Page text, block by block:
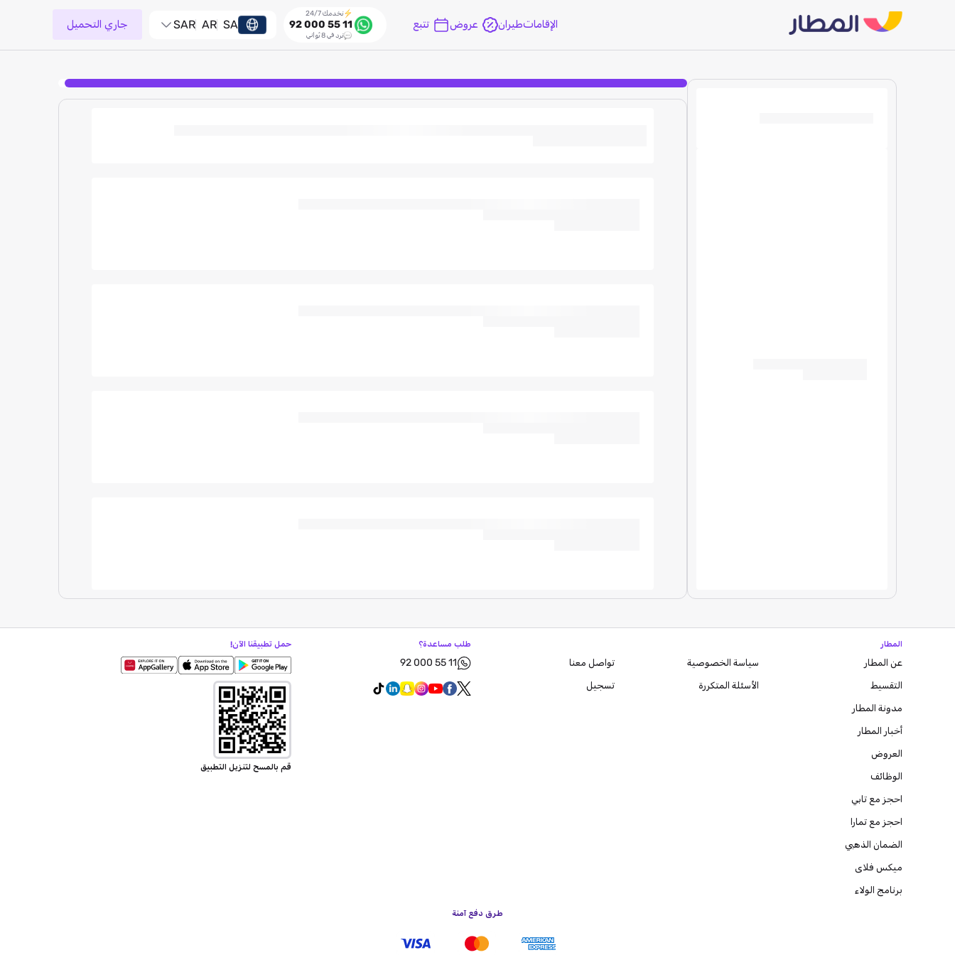
الإقاماتطيران عروض تتبع
نخدمك 24/7
92 000 55 11
نرد في 8 ثواني
SA
AR
SAR جاري التحميل
المطار
عن المطار
التقسيط
مدونة المطار
أخبار المطار
العروض
الوظائف
احجز مع تابي
احجز مع تمارا
الضمان الذهبي
ميكس فلاى
برنامج الولاء
سياسة الخصوصية
الأسئلة المتكررة
تواصل معنا
تسجيل
طلب مساعدة؟
92 000 55 11
حمل تطبيقنا الآن!
قم بالمسح لتنزيل التطبيق
طرق دفع آمنة